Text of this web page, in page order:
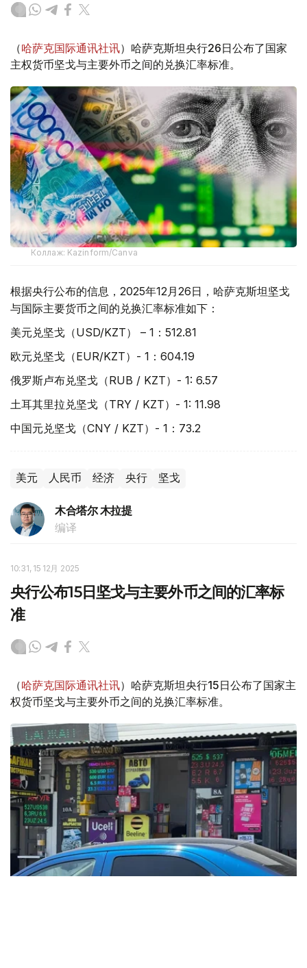
（哈萨克国际通讯社讯）哈萨克斯坦央行26日公布了国家
主权货币坚戈与主要外币之间的兑换汇率标准。
Коллаж: Kazinform/Canva
根据央行公布的信息，2025年12月26日，哈萨克斯坦坚戈
与国际主要货币之间的兑换汇率标准如下：
美元兑坚戈（USD/KZT） – 1：512.81
欧元兑坚戈（EUR/KZT）- 1：604.19
俄罗斯卢布兑坚戈（RUB / KZT）- 1: 6.57
土耳其里拉兑坚戈（TRY / KZT）- 1: 11.98
中国元兑坚戈（CNY / KZT）- 1：73.2
美元 人民币 经济 央行 坚戈
木合塔尔 木拉提
编译
10:31, 15 12月 2025
央行公布15日坚戈与主要外币之间的汇率标
准
（哈萨克国际通讯社讯）哈萨克斯坦央行15日公布了国家主
权货币坚戈与主要外币之间的兑换汇率标准。